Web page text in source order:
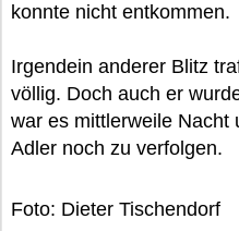
konnte nicht entkommen.
Irgendein anderer Blitz
völlig. Doch auch er
war es mittlerweile Nacht
Adler noch zu verfolgen.
Foto: Dieter Tischendorf